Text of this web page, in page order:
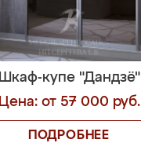
Шкаф-купе "Дандзё"
Цена: от 57 000 руб.
ПОДРОБНЕЕ